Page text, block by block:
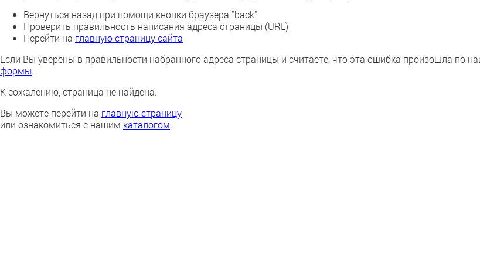
Вернуться назад при помощи кнопки браузера "back"
Проверить правильность написания адреса страницы (URL)
Перейти на главную страницу сайта
Если Вы уверены в правильности набранного адреса страницы и считаете, что эта ошибка произошла по
формы.
К сожалению, страница не найдена.
Вы можете перейти на главную страницу
или ознакомиться с нашим каталогом.